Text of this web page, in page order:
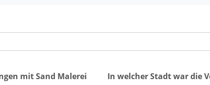
mit Sand Malerei
In welcher Stadt war die